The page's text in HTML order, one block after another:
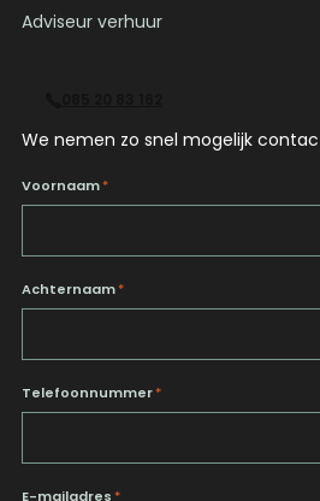
Adviseur verhuur
We nemen zo snel mogelijk
Voornaam*
Achternaam*
Telefoonnummer*
E-mailadres *